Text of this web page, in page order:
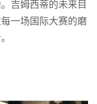
吉姆西蒂的未来目
一场国际大赛的磨